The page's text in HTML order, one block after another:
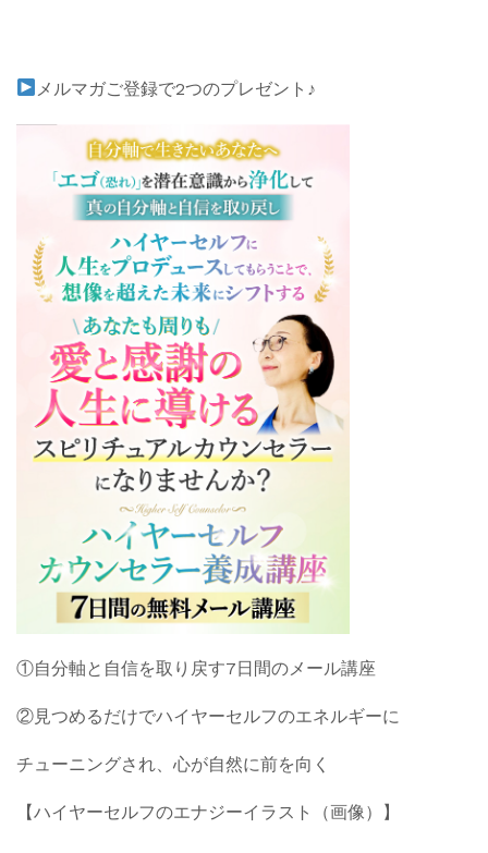
メルマガご登録で2つのプレゼント♪
①自分軸と自信を取り戻す7日間のメール講座
②見つめるだけでハイヤーセルフのエネルギーに
チューニングされ、心が自然に前を向く
【ハイヤーセルフのエナジーイラスト（画像）】